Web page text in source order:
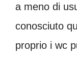
a meno di
conosciuto
proprio i wc